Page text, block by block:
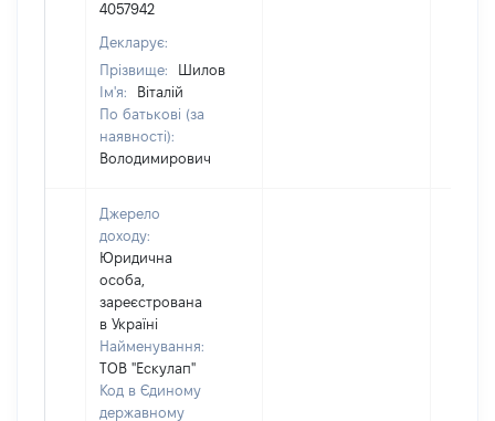
4057942
Декларує:
Прізвище:
Шилов
Ім'я:
Віталій
По батькові (за
наявності):
Володимирович
Джерело
доходу:
Юридична
особа,
зареєстрована
в Україні
Найменування:
ТОВ "Ескулап"
Код в Єдиному
державному